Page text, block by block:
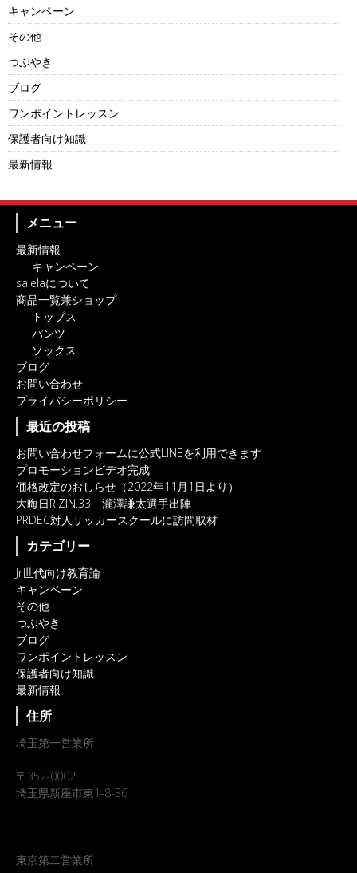
キャンペーン
その他
つぶやき
ブログ
ワンポイントレッスン
保護者向け知識
最新情報
メニュー
最新情報
キャンペーン
salelaについて
商品一覧兼ショップ
トップス
パンツ
ソックス
ブログ
お問い合わせ
プライバシーポリシー
最近の投稿
お問い合わせフォームに公式LINEを利用できます
プロモーションビデオ完成
価格改定のおしらせ（2022年11月1日より）
大晦日RIZIN.33 瀧澤謙太選手出陣
PRDEC対人サッカースクールに訪問取材
カテゴリー
Jr世代向け教育論
キャンペーン
その他
つぶやき
ブログ
ワンポイントレッスン
保護者向け知識
最新情報
住所
埼玉第一営業所
〒352-0002
埼玉県新座市東1-8-36
東京第二営業所